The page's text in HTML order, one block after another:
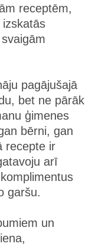
receptēm,
pagājušajā
bet ne pārāk
ģimenes
bērni, gan
recepte ir
arī
garšu.
un